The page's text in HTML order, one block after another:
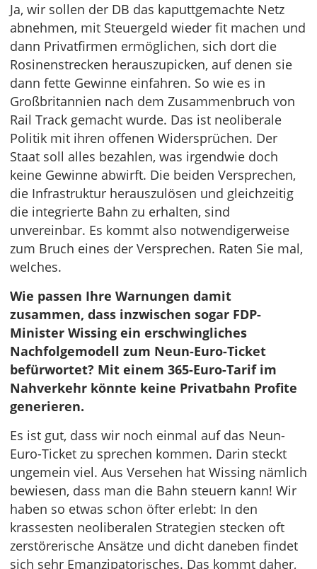
Ja, wir sollen der DB das kaputtgemachte Netz
abnehmen, mit Steuergeld wieder fit machen und
dann Privatfirmen ermöglichen, sich dort die
Rosinenstrecken herauszupicken, auf denen sie
dann fette Gewinne einfahren. So wie es in
Großbritannien nach dem Zusammenbruch von
Rail Track gemacht wurde. Das ist neoliberale
Politik mit ihren offenen Widersprüchen. Der
Staat soll alles bezahlen, was irgendwie doch
keine Gewinne abwirft. Die beiden Versprechen,
die Infrastruktur herauszulösen und gleichzeitig
die integrierte Bahn zu erhalten, sind
unvereinbar. Es kommt also notwendigerweise
zum Bruch eines der Versprechen. Raten Sie mal,
welches.
Wie passen Ihre Warnungen damit
zusammen, dass inzwischen sogar FDP-
Minister Wissing ein erschwingliches
Nachfolgemodell zum Neun-Euro-Ticket
befürwortet? Mit einem 365-Euro-Tarif im
Nahverkehr könnte keine Privatbahn Profite
generieren.
Es ist gut, dass wir noch einmal auf das Neun-
Euro-Ticket zu sprechen kommen. Darin steckt
ungemein viel. Aus Versehen hat Wissing nämlich
bewiesen, dass man die Bahn steuern kann! Wir
haben so etwas schon öfter erlebt: In den
krassesten neoliberalen Strategien stecken oft
zerstörerische Ansätze und dicht daneben findet
sich sehr Emanzipatorisches. Das kommt daher,